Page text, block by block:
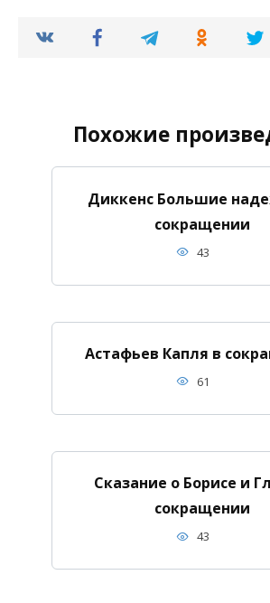
Похожие
Диккенс Большие
сокращении
43
Астафьев Капля в
61
Сказание о Борисе и
сокращении
43